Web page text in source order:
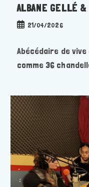
ALBANE GELLÉ &
Publication
21/04/2026
Abécédaire de
comme 36